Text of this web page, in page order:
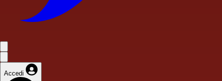
Accedi